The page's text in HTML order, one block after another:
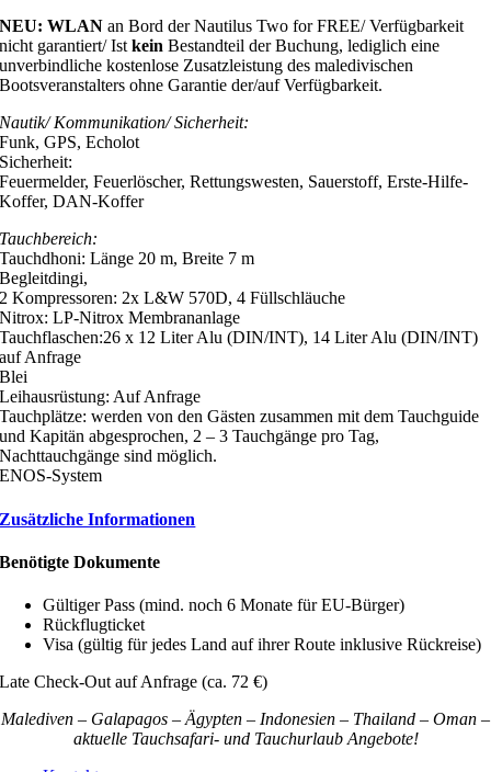
NEU: WLAN an Bord der Nautilus Two for FREE/ Verfügbarkeit
nicht garantiert/ Istkein Bestandteil der Buchung, lediglich eine
unverbindliche kostenlose Zusatzleistung des maledivischen
Bootsveranstalters ohne Garantie der/auf Verfügbarkeit.
Nautik/ Kommunikation/ Sicherheit:
Funk, GPS, Echolot
Sicherheit:
Feuermelder, Feuerlöscher, Rettungswesten, Sauerstoff, Erste-Hilfe-
Koffer, DAN-Koffer
Tauchbereich:
Tauchdhoni: Länge 20 m, Breite 7 m
Begleitdingi,
2 Kompressoren: 2x L&W 570D, 4 Füllschläuche
Nitrox: LP-Nitrox Membrananlage
Tauchflaschen:26 x 12 Liter Alu (DIN/INT), 14 Liter Alu (DIN/INT)
auf Anfrage
Blei
Leihausrüstung: Auf Anfrage
Tauchplätze: werden von den Gästen zusammen mit dem Tauchguide
und Kapitän abgesprochen, 2 – 3 Tauchgänge pro Tag,
Nachttauchgänge sind möglich.
ENOS-System
Zusätzliche Informationen
Benötigte Dokumente
Gültiger Pass (mind. noch 6 Monate für EU-Bürger)
Rückflugticket
Visa (gültig für jedes Land auf ihrer Route inklusive Rückreise)
Late Check-Out auf Anfrage (ca. 72 €)
Malediven – Galapagos – Ägypten – Indonesien – Thailand – Oman –
aktuelle Tauchsafari- und Tauchurlaub Angebote!